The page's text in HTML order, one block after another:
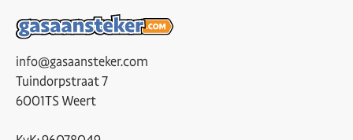
info@gasaansteker.com
Tuindorpstraat 7
6001TS Weert